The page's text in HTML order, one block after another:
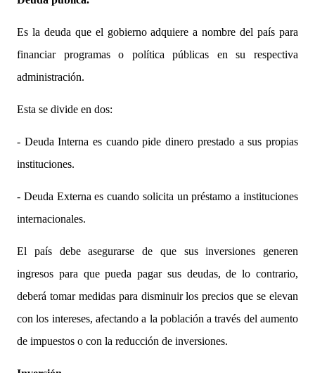
Es la deuda que el gobierno adquiere a nombre del país para
financiar programas o política públicas en su respectiva
administración.
Esta se divide en dos:
- Deuda Interna es cuando pide dinero prestado a sus propias
instituciones.
- Deuda Externa es cuando solicita un préstamo a instituciones
internacionales.
El país debe asegurarse de que sus inversiones generen
ingresos para que pueda pagar sus deudas, de lo contrario,
deberá tomar medidas para disminuir los precios que se elevan
con los intereses, afectando a la población a través del aumento
de impuestos o con la reducción de inversiones.